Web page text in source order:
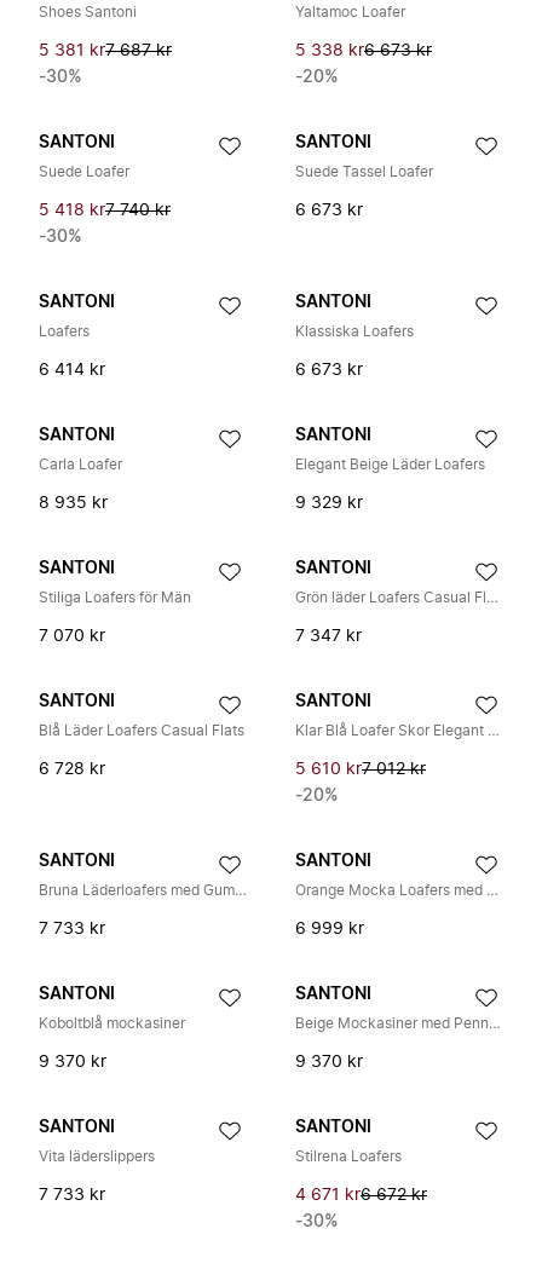
Shoes Santoni
5 381 kr7 687 kr
-30%
Yaltamoc Loafer
5 338 kr6 673 kr
-20%
SANTONI
Suede Loafer
5 418 kr7 740 kr
-30%
SANTONI
Suede Tassel Loafer
6 673 kr
SANTONI
Loafers
6 414 kr
SANTONI
Klassiska Loafers
6 673 kr
SANTONI
Carla Loafer
8 935 kr
SANTONI
Elegant Beige Läder Loafers
9 329 kr
SANTONI
Stiliga Loafers för Män
7 070 kr
SANTONI
Grön läder Loafers Casual Flats
7 347 kr
SANTONI
Blå Läder Loafers Casual Flats
6 728 kr
SANTONI
Klar Blå Loafer Skor Elegant Stil
5 610 kr7 012 kr
-20%
SANTONI
Bruna Läderloafers med Gummisula
7 733 kr
SANTONI
Orange Mocka Loafers med Platta Gummisula
6 999 kr
SANTONI
Koboltblå mockasiner
9 370 kr
SANTONI
Beige Mockasiner med Penny Slot i Mocka
9 370 kr
SANTONI
Vita läderslippers
7 733 kr
SANTONI
Stilrena Loafers
4 671 kr6 672 kr
-30%